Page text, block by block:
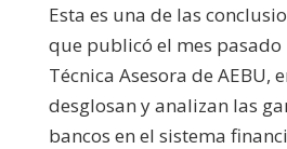
Esta es una de las
que publicó el mes pasado
Técnica Asesora de AEBU,
desglosan y analizan las
bancos en el sistema